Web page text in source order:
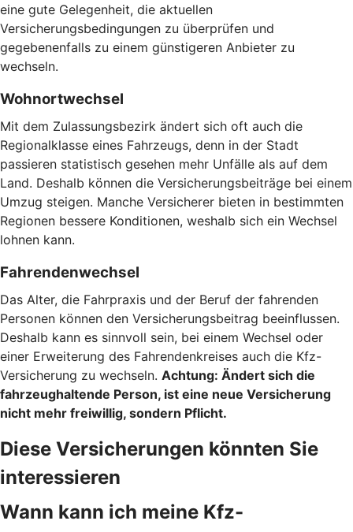
eine gute Gelegenheit, die aktuellen
Versicherungsbedingungen zu überprüfen und
gegebenenfalls zu einem günstigeren Anbieter zu
wechseln.
Wohnortwechsel
Mit dem Zulassungsbezirk ändert sich oft auch die
Regionalklasse eines Fahrzeugs, denn in der Stadt
passieren statistisch gesehen mehr Unfälle als auf dem
Land. Deshalb können die Versicherungsbeiträge bei einem
Umzug steigen. Manche Versicherer bieten in bestimmten
Regionen bessere Konditionen, weshalb sich ein Wechsel
lohnen kann.
Fahrendenwechsel
Das Alter, die Fahrpraxis und der Beruf der fahrenden
Personen können den Versicherungsbeitrag beeinflussen.
Deshalb kann es sinnvoll sein, bei einem Wechsel oder
einer Erweiterung des Fahrendenkreises auch die Kfz-
Versicherung zu wechseln. Achtung: Ändert sich die
fahrzeughaltende Person, ist eine neue Versicherung
nicht mehr freiwillig, sondern Pflicht.
Diese Versicherungen könnten Sie
interessieren
Wann kann ich meine Kfz-